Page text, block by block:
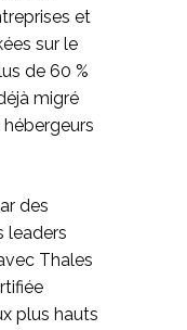
et
sur le
de 60 %
migré
des
leaders
Thales
plus hauts